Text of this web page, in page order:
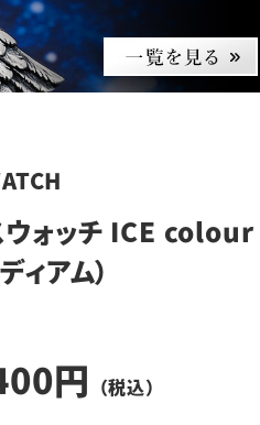
ウォッチ ICE colour
ィアム）